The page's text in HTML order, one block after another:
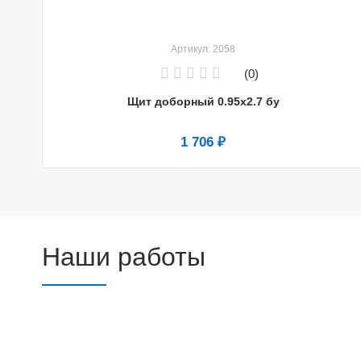
Артикул: 2058
(0)
Щит доборный 0.95x2.7 бу
1 706 ₽
Наши работы